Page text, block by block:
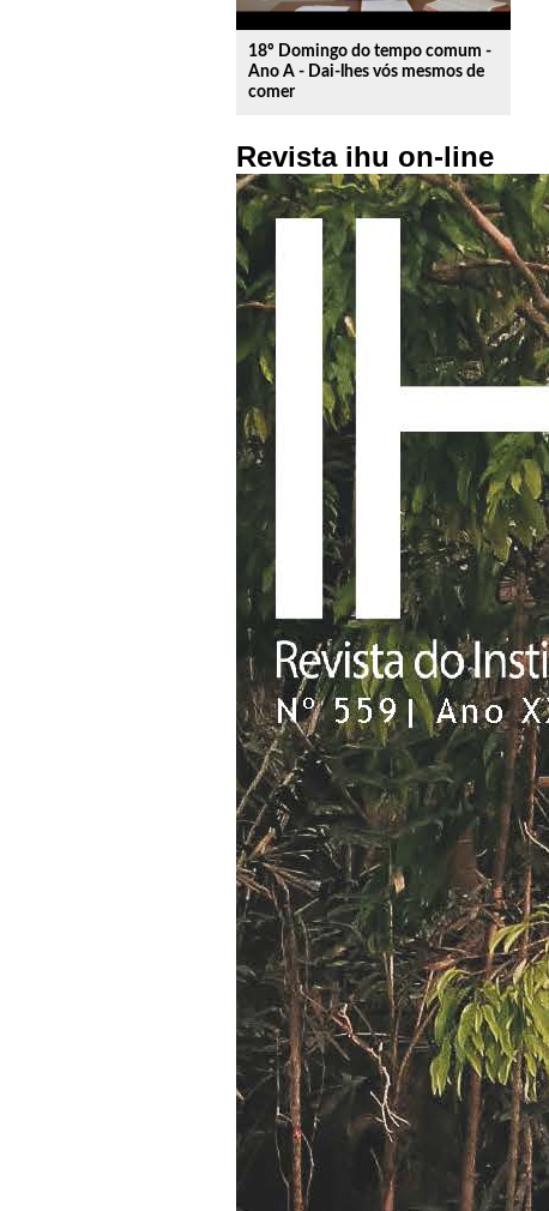
18º Domingo do tempo comum -
Ano A - Dai-lhes vós mesmos de
comer
Revista ihu on-line